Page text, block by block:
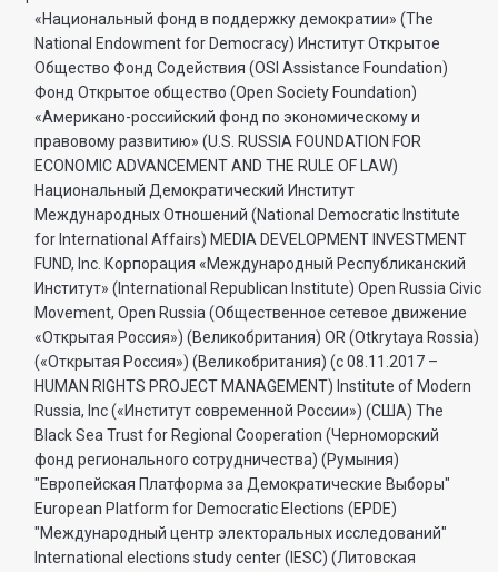
«Национальный фонд в поддержку демократии» (The
National Endowment for Democracy) Институт Открытое
Общество Фонд Содействия (OSI Assistance Foundation)
Фонд Открытое общество (Open Society Foundation)
«Американо-российский фонд по экономическому и
правовому развитию» (U.S. RUSSIA FOUNDATION FOR
ECONOMIC ADVANCEMENT AND THE RULE OF LAW)
Национальный Демократический Институт
Международных Отношений (National Democratic Institute
for International Affairs) MEDIA DEVELOPMENT INVESTMENT
FUND, Inc. Корпорация «Международный Республиканский
Институт» (International Republican Institute) Open Russia Civic
Movement, Open Russia (Общественное сетевое движение
«Открытая Россия») (Великобритания) OR (Otkrytaya Rossia)
(«Открытая Россия») (Великобритания) (с 08.11.2017 –
HUMAN RIGHTS PROJECT MANAGEMENT) Institute of Modern
Russia, Inc («Институт современной России») (США) The
Black Sea Trust for Regional Cooperation (Черноморский
фонд регионального сотрудничества) (Румыния)
"Европейская Платформа за Демократические Выборы"
European Platform for Democratic Elections (EPDE)
"Международный центр электоральных исследований"
International elections study center (IESC) (Литовская